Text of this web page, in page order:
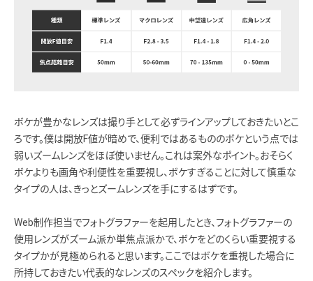
ボケが豊かなレンズは撮り手として必ずラインアップしておきたいとこ
ろです。僕は開放F値が暗めで、便利ではあるもののボケという点では
弱いズームレンズをほぼ使いません。これは案外なポイント。おそらく
ボケよりも画角や利便性を重要視し、ボケすぎることに対して慎重な
タイプの人は、きっとズームレンズを手にするはずです。
Web制作担当でフォトグラファーを起用したとき、フォトグラファーの
使用レンズがズーム派か単焦点派かで、ボケをどのくらい重要視する
タイプかが見極められると思います。ここではボケを重視した場合に
所持しておきたい代表的なレンズのスペックを紹介します。